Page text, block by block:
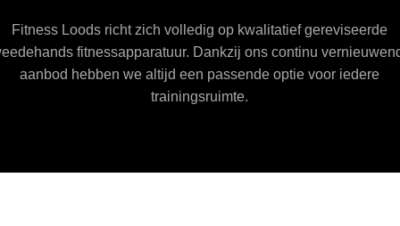
Fitness Loods richt zich volledig op kwalitatief gereviseerde
fitnessapparatuur. Dankzij ons continu
aanbod hebben we altijd een passende optie voor iedere
trainingsruimte.